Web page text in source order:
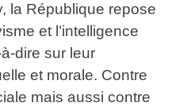
la République repose
et l’intelligence
dire sur leur
et morale. Contre
mais aussi contre